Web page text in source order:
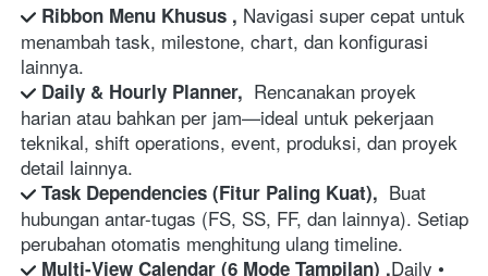
Ribbon Menu Khusus , Navigasi super cepat untuk
menambah task, milestone, chart, dan konfigurasi
lainnya.
Daily & Hourly Planner, Rencanakan proyek
harian atau bahkan per jam—ideal untuk pekerjaan
teknikal, shift operations, event, produksi, dan proyek
detail lainnya.
Task Dependencies (Fitur Paling Kuat), Buat
hubungan antar-tugas (FS, SS, FF, dan lainnya). Setiap
perubahan otomatis menghitung ulang timeline.
Multi-View Calendar (6 Mode Tampilan) ,Daily •